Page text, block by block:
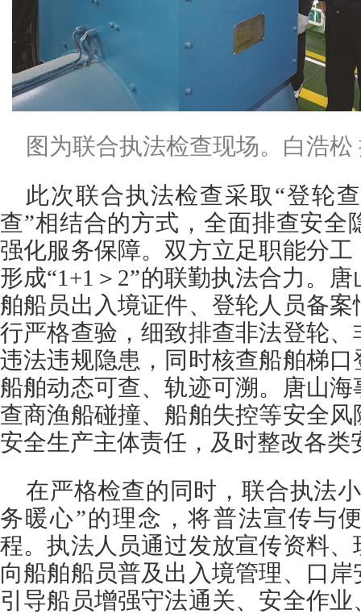
图为联合执法检查现场。白浩松
此次联合执法检查采取“登轮
查”相结合的方式，全面排查安全
强化服务保障。双方立足职能分
形成“1+1＞2”的联勤执法合力。
舶船员出入境证件、登轮人员备
行严格查验，细致排查非法登轮
违法违规隐患，同时核查船舶梯
船舶动态可查、轨迹可溯。唐山
查商渔船碰撞、船舶失控等安全
安全生产主体责任，及时整改各类
在严格检查的同时，联合执法
务暖心”的理念，将普法宣传与
程。执法人员通过发放宣传资料
向船舶船员普及出入境管理、口
引导船员增强守法通关、安全作